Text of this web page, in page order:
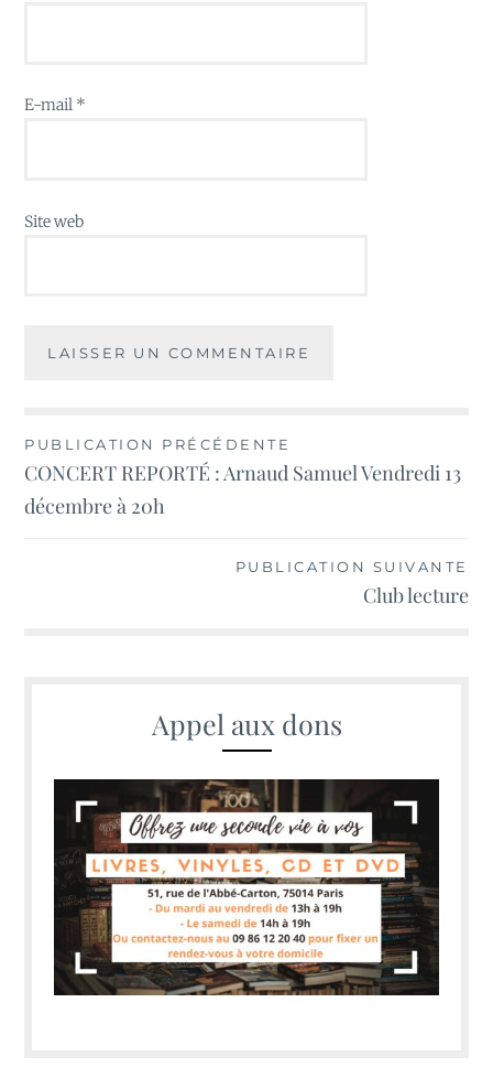
E-mail *
Site web
Navigation
de
PUBLICATION PRÉCÉDENTE
CONCERT REPORTÉ : Arnaud Samuel Vendredi 13
décembre à 20h
PUBLICATION SUIVANTE
Club lecture
Appel aux dons